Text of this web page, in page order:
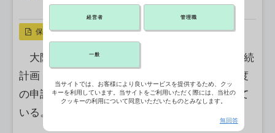
リンクをコピー X ポスト
保存
大阪府は4日、府内の救急病院を対象に事業継続
計画（BCP）の策定や改定の経費を補助する制度
の申請募集を追加で始めた。24日まで受け付けて
いる。【松村秀士】
経営者 管理職
一般
当サイトでは、お客様により良いサービスを提供するため、クッ
キーを利用しています。当サイトをご利用いただく際には、当社の
クッキーの利用について同意いただいたものとみなします。
無回答